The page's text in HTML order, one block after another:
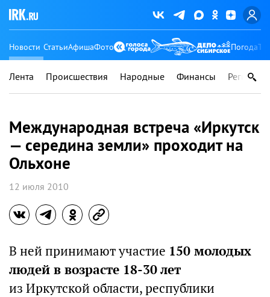
Новости СтатьиАфишаФото Погода
Лента Происшествия Народные Финансы Регионы
Международная встреча «Иркутск
— середина земли» проходит на
Ольхоне
12 июля 2010
В ней принимают участие 150 молодых
людей в возрасте 18-30 лет
из Иркутской области, республики